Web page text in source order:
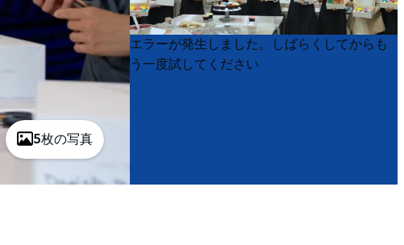
5枚の写真
Product
List
Product
List
エラーが発生しました。しばらくしてからも
う一度試してください